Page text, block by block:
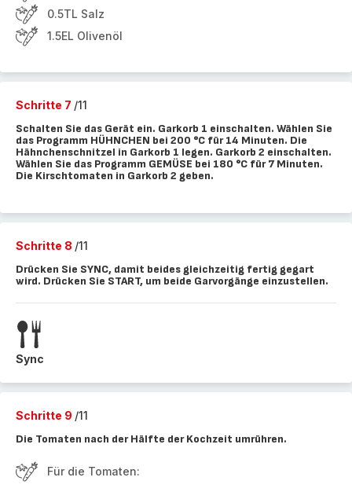
0.5TL Salz
1.5EL Olivenöl
Schritte 7 /11
Schalten Sie das Gerät ein. Garkorb 1 einschalten. Wählen Sie
das Programm HÜHNCHEN bei 200 °C für 14 Minuten. Die
Hähnchenschnitzel in Garkorb 1 legen. Garkorb 2 einschalten.
Wählen Sie das Programm GEMÜSE bei 180 °C für 7 Minuten.
Die Kirschtomaten in Garkorb 2 geben.
Schritte 8 /11
Drücken Sie SYNC, damit beides gleichzeitig fertig gegart
wird. Drücken Sie START, um beide Garvorgänge einzustellen.
Sync
Schritte 9 /11
Die Tomaten nach der Hälfte der Kochzeit umrühren.
Für die Tomaten: